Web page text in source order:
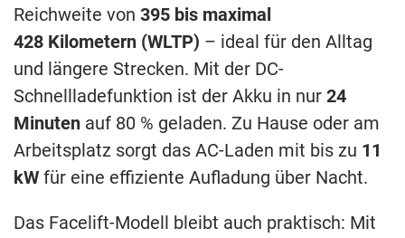
Reichweite von 395 bis maximal
428 Kilometern (WLTP) – ideal für den Alltag
und längere Strecken. Mit der DC-
Schnellladefunktion ist der Akku in nur 24
Minuten auf 80 % geladen. Zu Hause oder am
Arbeitsplatz sorgt das AC-Laden mit bis zu 11
kW für eine effiziente Aufladung über Nacht.
Das Facelift-Modell bleibt auch praktisch: Mit